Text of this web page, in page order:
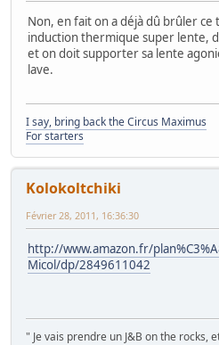
Non, en fait on a déjà dû brûler ce
induction thermique super lente,
et on doit supporter sa lente
lave.
I say, bring back the Circus Maximus
For starters
Kolokoltchiki
Février 28, 2011, 16:36:30
http://www.amazon.fr/
Micol/dp/2849611042
" Je vais prendre un J&B on the rocks,